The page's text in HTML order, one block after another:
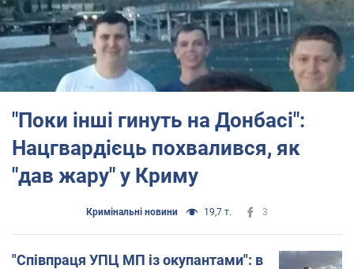
"Поки інші гинуть на Донбасі":
Нацгвардієць похвалився, як
"дав жару" у Криму
Кримінальні новини 19,7 т. 3
"Співпраця УПЦ МП із окупантами": в